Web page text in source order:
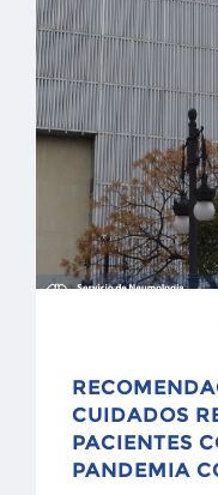
CUIDADOS
PACIENTES
PANDEMIA